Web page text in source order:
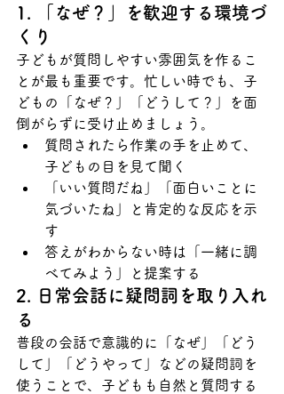
1. 「なぜ？」を歓迎する環境づ
くり
子どもが質問しやすい雰囲気を作るこ
とが最も重要です。忙しい時でも、子
どもの「なぜ？」「どうして？」を面
倒がらずに受け止めましょう。
質問されたら作業の手を止めて、
子どもの目を見て聞く
「いい質問だね」「面白いことに
気づいたね」と肯定的な反応を示
す
答えがわからない時は「一緒に調
べてみよう」と提案する
2. 日常会話に疑問詞を取り入れ
る
普段の会話で意識的に「なぜ」「どう
して」「どうやって」などの疑問詞を
使うことで、子どもも自然と質問する